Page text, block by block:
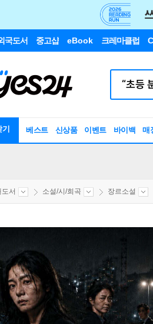
국도서 중고샵 eBook 크레마클럽
베스트 신상품 이벤트 바이백 매
도서 소설/시/희곡 장르소설